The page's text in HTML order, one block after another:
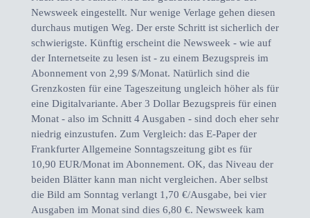
Newsweek eingestellt. Nur wenige Verlage gehen diesen
durchaus mutigen Weg. Der erste Schritt ist sicherlich der
schwierigste. Künftig erscheint die Newsweek - wie auf
der Internetseite zu lesen ist - zu einem Bezugspreis im
Abonnement von 2,99 $/Monat. Natürlich sind die
Grenzkosten für eine Tageszeitung ungleich höher als für
eine Digitalvariante. Aber 3 Dollar Bezugspreis für einen
Monat - also im Schnitt 4 Ausgaben - sind doch eher sehr
niedrig einzustufen. Zum Vergleich: das E-Paper der
Frankfurter Allgemeine Sonntagszeitung gibt es für
10,90 EUR/Monat im Abonnement. OK, das Niveau der
beiden Blätter kann man nicht vergleichen. Aber selbst
die Bild am Sonntag verlangt 1,70 €/Ausgabe, bei vier
Ausgaben im Monat sind dies 6,80 €. Newsweek kam